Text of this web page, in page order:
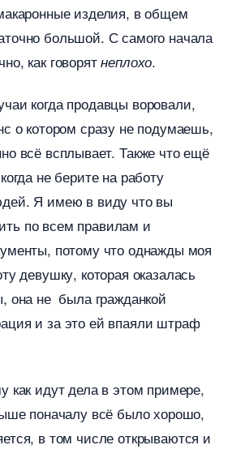
изделия, в общем
большой. С самого начала
как говорятнеплохо.
когда продавцы воровали,
о котором сразу не подумаешь,
всё всплывает. Также что ещё
не берите на работу
Я имею в виду что вы
по всем правилам и
потому что однажды моя
девушку, которая оказалась
она не была гражданкой
и за это ей впаяли штраф
как идут дела в этом примере,
поначалу всё было хорошо,
в том числе открываются и